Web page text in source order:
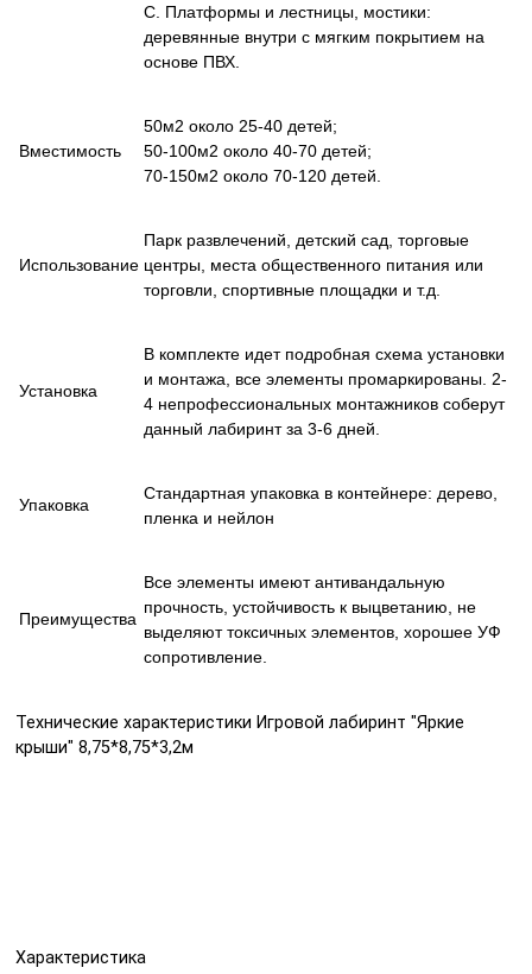
C. Платформы и лестницы, мостики:
деревянные внутри с мягким покрытием на
основе ПВХ.
Вместимость
50м2 около 25-40 детей;
50-100м2 около 40-70 детей;
70-150м2 около 70-120 детей.
Использование
Парк развлечений, детский сад, торговые
центры, места общественного питания или
торговли, спортивные площадки и т.д.
Установка
В комплекте идет подробная схема установки
и монтажа, все элементы промаркированы. 2-
4 непрофессиональных монтажников соберут
данный лабиринт за 3-6 дней.
Упаковка
Стандартная упаковка в контейнере: дерево,
пленка и нейлон
Преимущества
Все элементы имеют антивандальную
прочность, устойчивость к выцветанию, не
выделяют токсичных элементов, хорошее УФ
сопротивление.
Технические характеристики Игровой лабиринт "Яркие
крыши" 8,75*8,75*3,2м
Характеристика